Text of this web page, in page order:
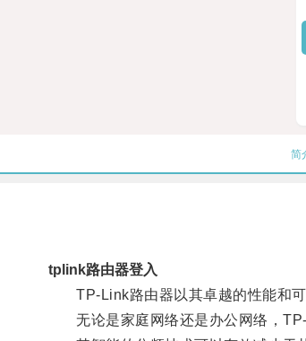
简
tplink路由器登入
TP-Link路由器以其卓越的性能和可
无论是家庭网络还是办公网络，TP-